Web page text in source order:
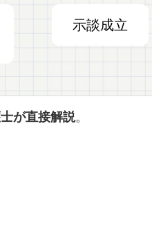
示談成立
が直接解説。